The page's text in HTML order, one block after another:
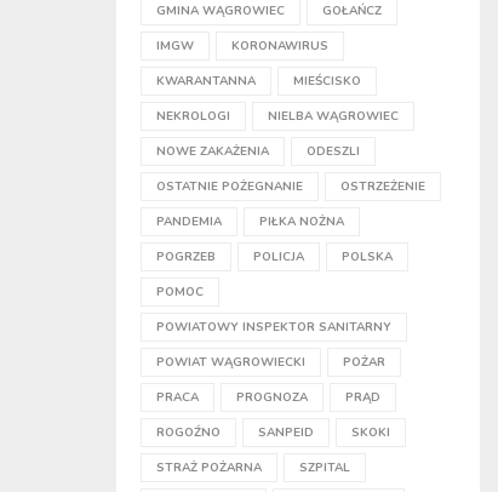
GMINA WĄGROWIEC GOŁAŃCZ
IMGW KORONAWIRUS
KWARANTANNA MIEŚCISKO
NEKROLOGI NIELBA WĄGROWIEC
NOWE ZAKAŻENIA ODESZLI
OSTATNIE POŻEGNANIE OSTRZEŻENIE
PANDEMIA PIŁKA NOŻNA
POGRZEB POLICJA POLSKA
POMOC
POWIATOWY INSPEKTOR SANITARNY
POWIAT WĄGROWIECKI POŻAR
PRACA PROGNOZA PRĄD
ROGOŹNO SANPEID SKOKI
STRAŻ POŻARNA SZPITAL